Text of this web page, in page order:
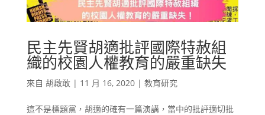
民主先賢胡適批評國際特赦組
織的校園人權教育的嚴重缺失
來自 胡啟敢| 11 月 16, 2020| 教育研究
這不是標題黨，胡適的確有一篇演講，當中的批評適切批